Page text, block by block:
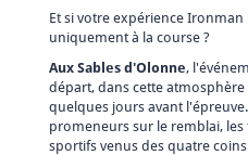
Et si votre expérience Ironman
uniquement à la course ?
Aux Sables d'Olonne,
départ, dans cette
quelques jours avant
promeneurs sur le remblai,
sportifs venus des quatre